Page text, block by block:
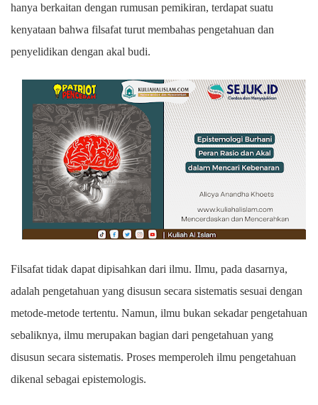
hanya berkaitan dengan rumusan pemikiran, terdapat suatu
kenyataan bahwa filsafat turut membahas pengetahuan dan
penyelidikan dengan akal budi.
Filsafat tidak dapat dipisahkan dari ilmu. Ilmu, pada dasarnya,
adalah pengetahuan yang disusun secara sistematis sesuai dengan
metode-metode tertentu. Namun, ilmu bukan sekadar pengetahuan
sebaliknya, ilmu merupakan bagian dari pengetahuan yang
disusun secara sistematis. Proses memperoleh ilmu pengetahuan
dikenal sebagai epistemologis.